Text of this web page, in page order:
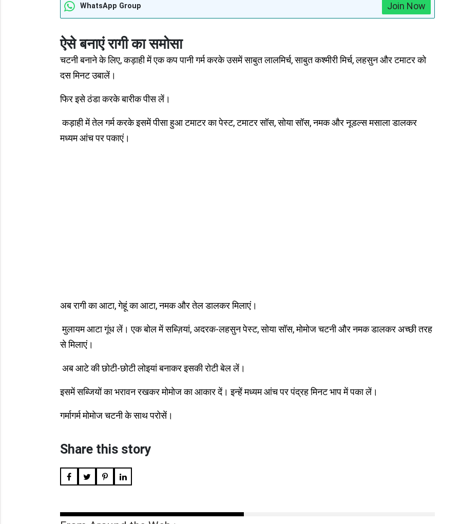
WhatsApp Group Join Now
ऐसे बनाएं रागी का समोसा
चटनी बनाने के लिए, कड़ाही में एक कप पानी गर्म करके उसमें साबुत लालमिर्च, साबुत कश्मीरी मिर्च, लहसुन और टमाटर को
दस मिनट उबालें।
फिर इसे ठंडा करके बारीक पीस लें।
कड़ाही में तेल गर्म करके इसमें पीसा हुआ टमाटर का पेस्ट, टमाटर सॉस, सोया सॉस, नमक और नूडल्स मसाला डालकर
मध्यम आंच पर पकाएं।
अब रागी का आटा, गेहूं का आटा, नमक और तेल डालकर मिलाएं।
मुलायम आटा गूंध लें। एक बोल में सब्ज़ियां, अदरक-लहसुन पेस्ट, सोया सॉस, मोमोज चटनी और नमक डालकर अच्छी तरह
से मिलाएं।
अब आटे की छोटी-छोटी लोइयां बनाकर इसकी रोटी बेल लें।
इसमें सब्जियों का भरावन रखकर मोमोज का आकार दें। इन्हें मध्यम आंच पर पंद्रह मिनट भाप में पका लें।
गर्मागर्म मोमोज चटनी के साथ परोसें।
Share this story